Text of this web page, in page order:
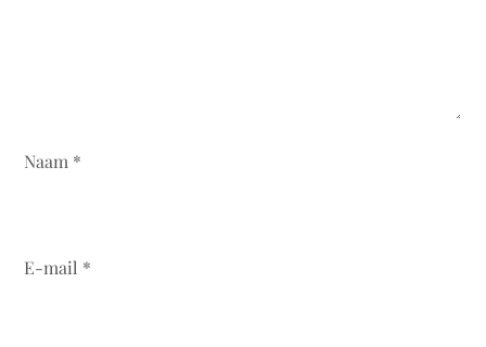
Naam *
E-mail *